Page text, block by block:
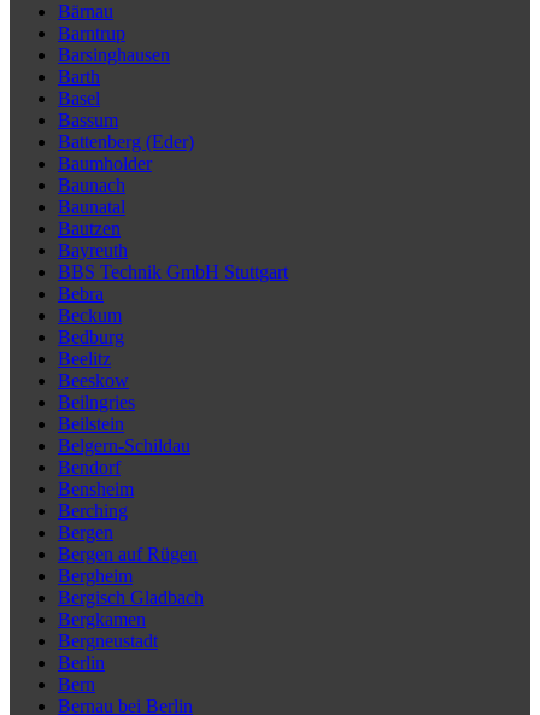
Bärnau
Barntrup
Barsinghausen
Barth
Basel
Bassum
Battenberg (Eder)
Baumholder
Baunach
Baunatal
Bautzen
Bayreuth
BBS Technik GmbH Stuttgart
Bebra
Beckum
Bedburg
Beelitz
Beeskow
Beilngries
Beilstein
Belgern-Schildau
Bendorf
Bensheim
Berching
Bergen
Bergen auf Rügen
Bergheim
Bergisch Gladbach
Bergkamen
Bergneustadt
Berlin
Bern
Bernau bei Berlin